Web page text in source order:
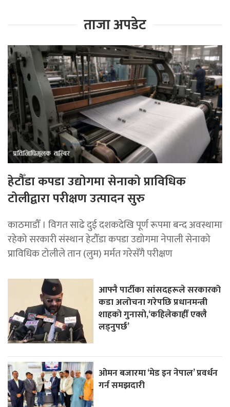
ताजा अपडेट
हेटौँडा कपडा उद्योगमा सेनाको प्राविधिक
टोलीद्वारा परीक्षण उत्पादन सुरु
काठमाडौँ । विगत साढे दुई दशकदेखि पूर्ण रूपमा बन्द अवस्थामा
रहेको सरकारी संस्थान हेटौँडा कपडा उद्योगमा नेपाली सेनाको
प्राविधिक टोलीले तान (लुम) मर्मत गरेसँगै परीक्षण
आफ्नै पार्टीका सांसदहरूले सरकारको
कडा अलोचना गरेपछि प्रधानमन्त्री
शाहकाे गुनासाे,‘कहिलेकाहीँ एक्लै
लड्नुपर्छ’
ओमन बजारमा ‘मेड इन नेपाल’ प्रवर्धन
गर्न समझदारी